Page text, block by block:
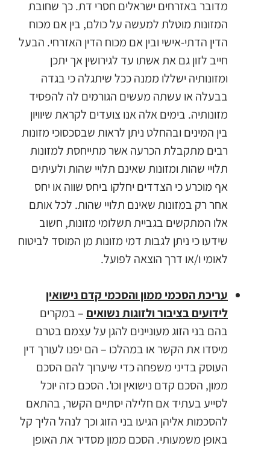
מדובר באזרחים ישראלים חסרי דת. כך שחובת
המזונות מוטלת למעשה על כולם, בין אם מכוח
הדין הדתי-אישי ובין אם מכוח הדין האזרחי. הבעל
חייב לזון גם את אשתו עד לגירושין אך יתכן
ומזונותיה ישללו ממנה ככל שיתגלה כי בגדה
בבעלה או עשתה מעשים הגורמים לה להפסיד
מזונותיה. בימים אלה אנו צועדים לקראת שיוויון
בין המינים ובהחלט ניתן לראות שבסכסוכי מזונות
רבים מתקבלת הכרעה אשר מתייחסת למזונות
תלויי שהות ומזונות שאינם תלויי שהות ולעיתים
אף מוכרע כי הצדדים יחלקו ביחס שווה או יחס
אחר רק במזונות שאינם תלויי שהות. לכל אותם
אלו המתקשים בגביית תשלומי מזונות, חשוב
שידעו כי ניתן לגבות דמי מזונות מן המוסד לביטוח
לאומי ו/או דרך הוצאה לפועל.
עריכת הסכמי ממון והסכמי קדם נישואין
לידועים בציבור ולזוגות נשואים – במקרים
בהם בני הזוג מעוניינים להגן על עצמם בטרם
מיסדו את הקשר או במהלכו – הם יפנו לעורך דין
העוסק בדיני משפחה כדי שיערוך להם הסכם
ממון, הסכם קדם נישואין וכו'. הסכם כזה יוכל
לסייע בעתיד אם חלילה יסתיים הקשר, בהתאם
להסכמות אליהן הגיעו בני הזוג וכך לנהל הליך קל
באופן משמעותי. הסכם ממון מסדיר את האופן